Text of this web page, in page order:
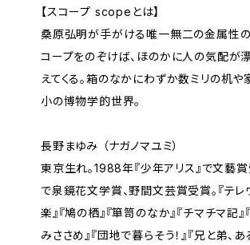
【スコープ scopeとは】
桑原弘明が手がける唯一無二の金属性の
コープをのぞけば、ほのかに人の気配が
えてくる。箱のなかにわずか数ミリの机
小の博物学的世界。
長野まゆみ （ナガノマユミ）
東京生れ。1988年『少年アリス』で文藝賞
で泉鏡花文学賞、野間文芸賞受賞。『テレ
楽』『鳩の栖』『箪笥のなか』『チマチマ記
みささめ』『団地で暮らそう！』『兄と弟、